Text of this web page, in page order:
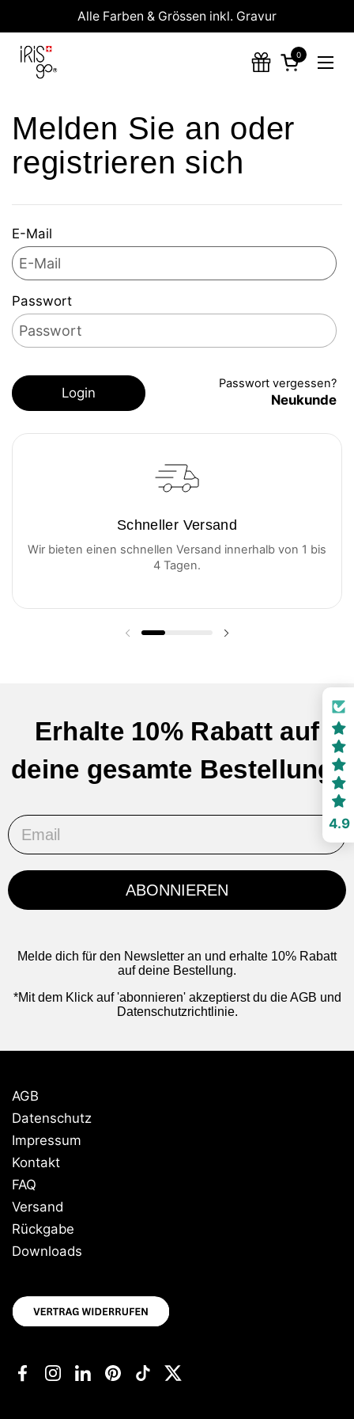
Zum Inhalt springenAlle Farben & Grössen inkl. Gravur
Warenkorb
0
Melden Sie an oder
registrieren sich
E-Mail
Passwort
Login
Passwort vergessen?
Neukunde
Schneller Versand
Wir bieten einen schnellen Versand innerhalb von 1 bis
4 Tagen.
Vorherige Folie Nächste Folie
Erhalte 10% Rabatt auf
deine gesamte Bestellung!
Email
ABONNIEREN
Melde dich für den Newsletter an und erhalte 10% Rabatt
auf deine Bestellung.
*Mit dem Klick auf 'abonnieren' akzeptierst du die AGB und
Datenschutzrichtlinie.
AGB
Datenschutz
Impressum
Kontakt
FAQ
Versand
Rückgabe
Downloads
FacebookInstagram
LinkedInPinterest
TikTokTwitter
4.9